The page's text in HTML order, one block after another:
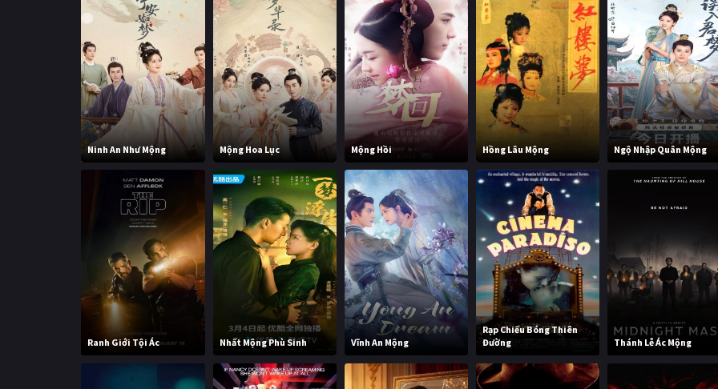
Ninh An Như Mộng Mộng Hoa Lục Mộng Hồi Hồng Lâu Mộng Ngộ Nhập Quân Mộng
Ranh Giới Tội Ác Nhất Mộng Phù Sinh Vĩnh An Mộng
Rạp Chiếu Bóng Thiên
Đường
Thánh Lễ Ác Mộng